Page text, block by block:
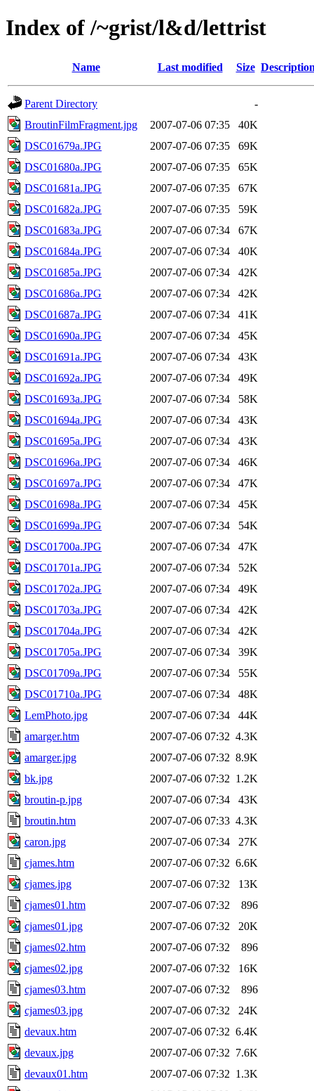
Index of /~grist/l&d/lettrist
Name Last modified Size
Parent Directory
-
BroutinFilmFragment.jpg
2007-07-06 07:35
40K
DSC01679a.JPG
2007-07-06 07:35
69K
DSC01680a.JPG
2007-07-06 07:35
65K
DSC01681a.JPG
2007-07-06 07:35
67K
DSC01682a.JPG
2007-07-06 07:35
59K
DSC01683a.JPG
2007-07-06 07:34
67K
DSC01684a.JPG
2007-07-06 07:34
40K
DSC01685a.JPG
2007-07-06 07:34
42K
DSC01686a.JPG
2007-07-06 07:34
42K
DSC01687a.JPG
2007-07-06 07:34
41K
DSC01690a.JPG
2007-07-06 07:34
45K
DSC01691a.JPG
2007-07-06 07:34
43K
DSC01692a.JPG
2007-07-06 07:34
49K
DSC01693a.JPG
2007-07-06 07:34
58K
DSC01694a.JPG
2007-07-06 07:34
43K
DSC01695a.JPG
2007-07-06 07:34
43K
DSC01696a.JPG
2007-07-06 07:34
46K
DSC01697a.JPG
2007-07-06 07:34
47K
DSC01698a.JPG
2007-07-06 07:34
45K
DSC01699a.JPG
2007-07-06 07:34
54K
DSC01700a.JPG
2007-07-06 07:34
47K
DSC01701a.JPG
2007-07-06 07:34
52K
DSC01702a.JPG
2007-07-06 07:34
49K
DSC01703a.JPG
2007-07-06 07:34
42K
DSC01704a.JPG
2007-07-06 07:34
42K
DSC01705a.JPG
2007-07-06 07:34
39K
DSC01709a.JPG
2007-07-06 07:34
55K
DSC01710a.JPG
2007-07-06 07:34
48K
LemPhoto.jpg
2007-07-06 07:34
44K
amarger.htm
2007-07-06 07:32 4.3K
amarger.jpg
2007-07-06 07:32 8.9K
bk.jpg
2007-07-06 07:32 1.2K
broutin-p.jpg
2007-07-06 07:34
43K
broutin.htm
2007-07-06 07:33 4.3K
caron.jpg
2007-07-06 07:34
27K
cjames.htm
2007-07-06 07:32 6.6K
cjames.jpg
2007-07-06 07:32
13K
cjames01.htm
2007-07-06 07:32
896
cjames01.jpg
2007-07-06 07:32
20K
cjames02.htm
2007-07-06 07:32
896
cjames02.jpg
2007-07-06 07:32
16K
cjames03.htm
2007-07-06 07:32
896
cjames03.jpg
2007-07-06 07:32
24K
devaux.htm
2007-07-06 07:32 6.4K
devaux.jpg
2007-07-06 07:32 7.6K
devaux01.htm
2007-07-06 07:32 1.3K